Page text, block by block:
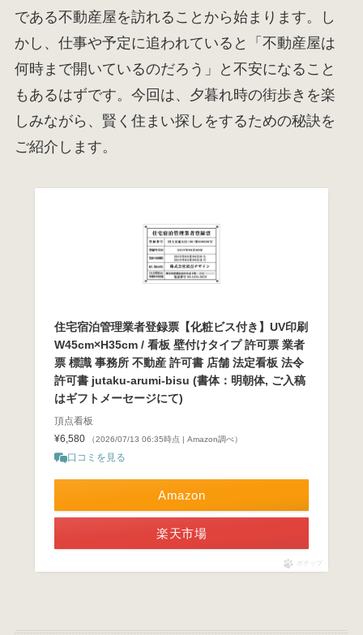
である不動産屋を訪れることから始まります。し
かし、仕事や予定に追われていると「不動産屋は
何時まで開いているのだろう」と不安になること
もあるはずです。今回は、夕暮れ時の街歩きを楽
しみながら、賢く住まい探しをするための秘訣を
ご紹介します。
住宅宿泊管理業者登録票【化粧ビス付き】UV印刷
W45cm×H35cm / 看板 壁付けタイプ 許可票 業者
票 標識 事務所 不動産 許可書 店舗 法定看板 法令
許可書 jutaku-arumi-bisu (書体：明朝体, ご入稿
はギフトメーセージにて)
頂点看板
¥6,580
（2026/07/13 06:35時点 | Amazon調べ）
口コミを見る
Amazon
楽天市場
ポチップ